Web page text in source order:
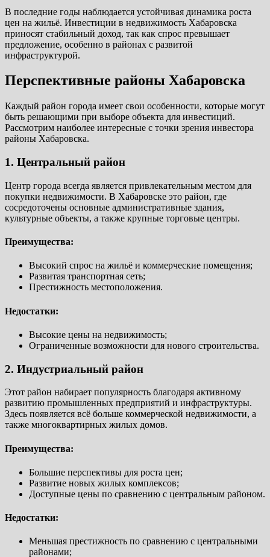
В последние годы наблюдается устойчивая динамика роста
цен на жильё. Инвестиции в недвижимость Хабаровска
приносят стабильный доход, так как спрос превышает
предложение, особенно в районах с развитой
инфраструктурой.
Перспективные районы Хабаровска
Каждый район города имеет свои особенности, которые могут
быть решающими при выборе объекта для инвестиций.
Рассмотрим наиболее интересные с точки зрения инвестора
районы Хабаровска.
1. Центральный район
Центр города всегда является привлекательным местом для
покупки недвижимости. В Хабаровске это район, где
сосредоточены основные административные здания,
культурные объекты, а также крупные торговые центры.
Преимущества:
Высокий спрос на жильё и коммерческие помещения;
Развитая транспортная сеть;
Престижность местоположения.
Недостатки:
Высокие цены на недвижимость;
Ограниченные возможности для нового строительства.
2. Индустриальный район
Этот район набирает популярность благодаря активному
развитию промышленных предприятий и инфраструктуры.
Здесь появляется всё больше коммерческой недвижимости, а
также многоквартирных жилых домов.
Преимущества:
Большие перспективы для роста цен;
Развитие новых жилых комплексов;
Доступные цены по сравнению с центральным районом.
Недостатки:
Меньшая престижность по сравнению с центральными
районами;